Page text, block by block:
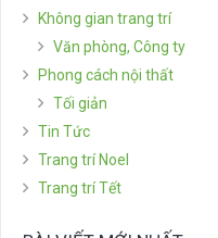
Không gian trang trí
Văn phòng, Công ty
Phong cách nội thất
Tối giản
Tin Tức
Trang trí Noel
Trang trí Tết